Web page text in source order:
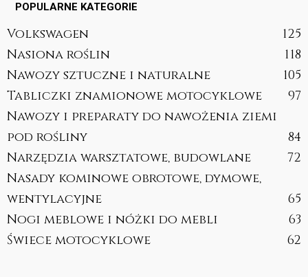
POPULARNE KATEGORIE
Volkswagen
125
Nasiona roślin
118
Nawozy sztuczne i naturalne
105
Tabliczki znamionowe motocyklowe
97
Nawozy i preparaty do nawożenia ziemi
pod rośliny
84
Narzędzia warsztatowe, budowlane
72
Nasady kominowe obrotowe, dymowe,
wentylacyjne
65
Nogi meblowe i nóżki do mebli
63
Świece motocyklowe
62